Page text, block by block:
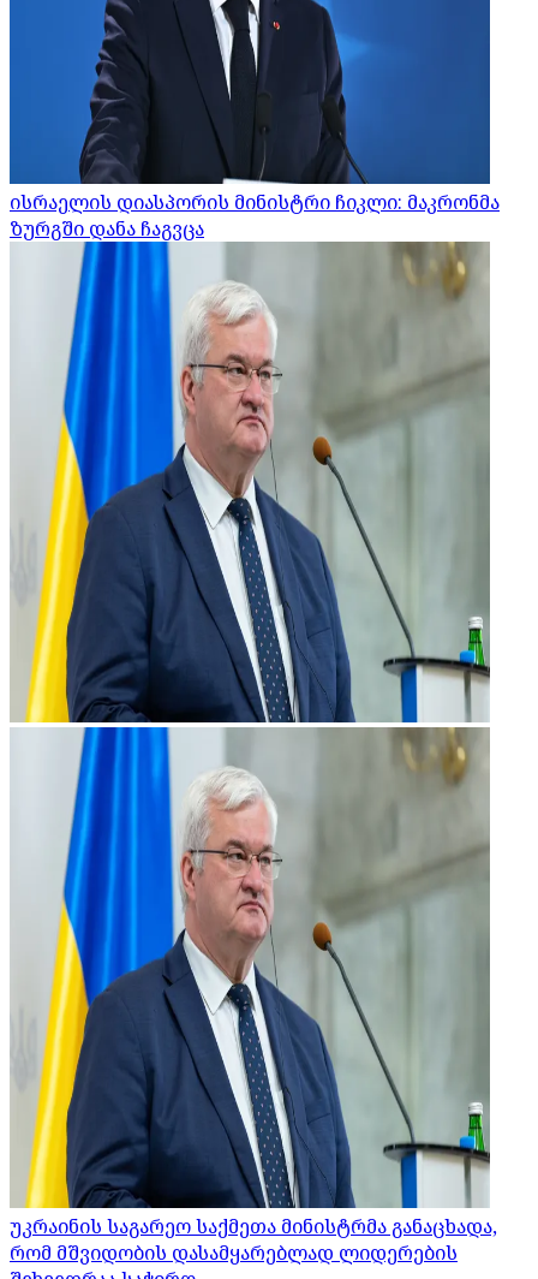
ისრაელის დიასპორის მინისტრი ჩიკლი: მაკრონმა
ზურგში დანა ჩაგვცა
უკრაინის საგარეო საქმეთა მინისტრმა განაცხადა,
რომ მშვიდობის დასამყარებლად ლიდერების